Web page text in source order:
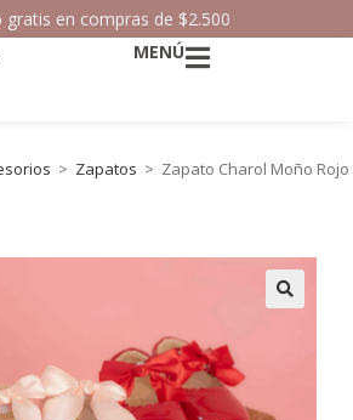
gratis en compras de $2.500
MENÚ
> Zapatos > Zapato Charol Moño Rojo